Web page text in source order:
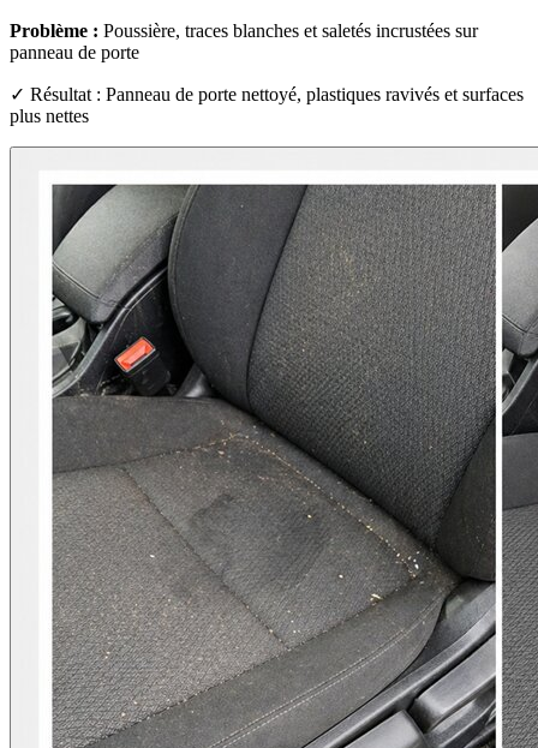
Problème : Poussière, traces blanches et saletés incrustées sur
panneau de porte
✓ Résultat : Panneau de porte nettoyé, plastiques ravivés et surfaces
plus nettes